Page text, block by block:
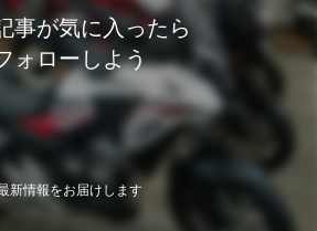
事が気に入ったら
ォローしよう
新情報をお届けします